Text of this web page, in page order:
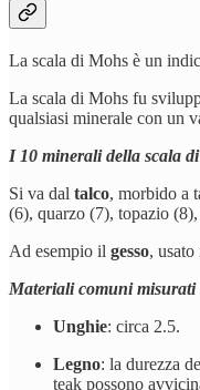
La scala di Mohs è un
La scala di Mohs fu
qualsiasi minerale con un
I 10 minerali della scala
Si va dal talco, morbido a
(6), quarzo (7), topazio
Ad esempio il gesso,
Materiali comuni
Unghie: circa 2.5.
Legno: la durezza
teak possono